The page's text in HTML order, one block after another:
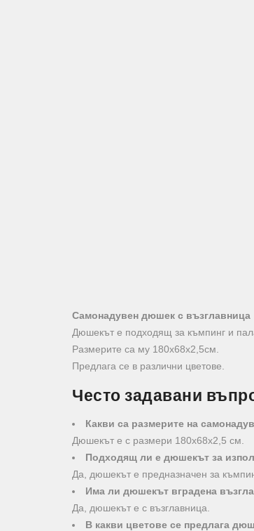
Самонадувен дюшек с възглавница
Дюшекът е подходящ за къмпинг и
Размерите са му 180х68х2,5см.
Предлага се в различни цветове.
Често задавани
Какви са размерите на
Дюшекът е с размери 180х68х2,5 см.
Подходящ ли е дюшекът за
Да, дюшекът е предназначен за
Има ли дюшекът вграденa
Да, дюшекът е с възглавница.
В какви цветове се предлага